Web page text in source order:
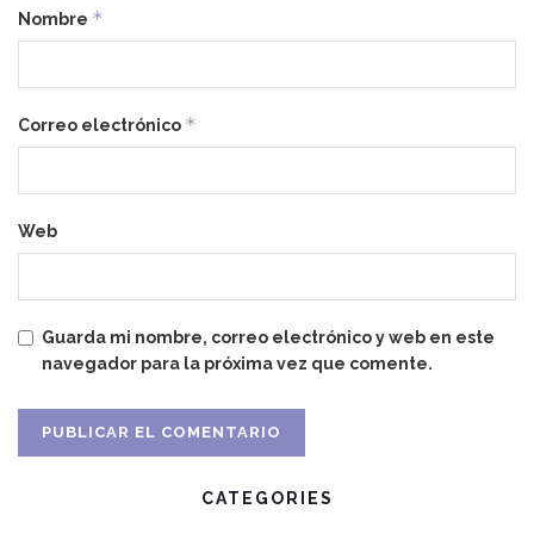
Nombre *
Correo electrónico *
Web
Guarda mi nombre, correo electrónico y web en este
navegador para la próxima vez que comente.
CATEGORIES